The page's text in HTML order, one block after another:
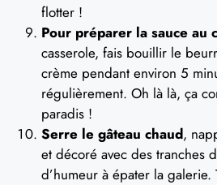
flotter !
Pour préparer la sauce au
casserole, fais bouillir le
crème pendant environ 5
régulièrement. Oh là là, ça
paradis !
Serre le gâteau chaud,
et décoré avec des tranches
d’humeur à épater la galerie.